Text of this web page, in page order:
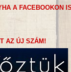
A FACEBOOKON
AZ ÚJ SZÁM!